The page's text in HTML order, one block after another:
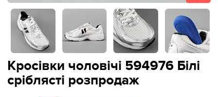
Кросівки чоловічі 594976 Білі
сріблясті розпродаж